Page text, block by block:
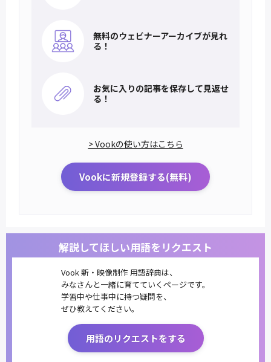
無料のウェビナーアーカイブが見れ
る！
お気に入りの記事を保存して見返せ
る！
> Vookの使い方はこちら
Vookに新規登録する(無料)
解説してほしい用語をリクエスト
Vook 新・映像制作 用語辞典は、
みなさんと一緒に育てていくページです。
学習中や仕事中に持つ疑問を、
ぜひ教えてください。
用語のリクエストをする